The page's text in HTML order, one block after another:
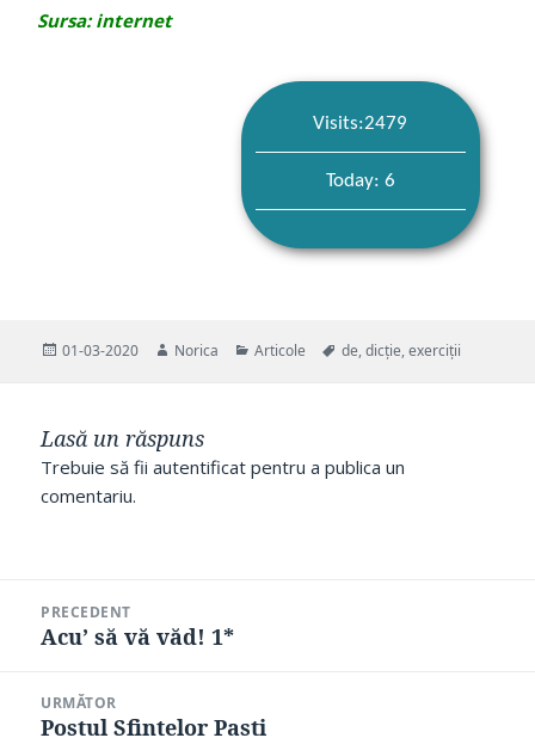
Sursa: internet
Visits:2479
Today: 6
Publicat
01-03-2020 Autor
Norica Categorii
Articole Etichete
de,dicție,exerciții
Lasă un răspuns
Trebuie să fiiautentificat pentru a publica un
comentariu.
articole
PRECEDENT
Articolul
Acu’ să vă văd! 1*
URMĂTOR
Articolul
Postul Sfintelor Pasti